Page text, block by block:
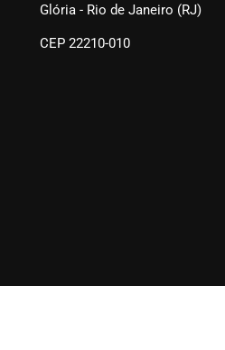
Glória - Rio de Janeiro (RJ)
CEP 22210-010